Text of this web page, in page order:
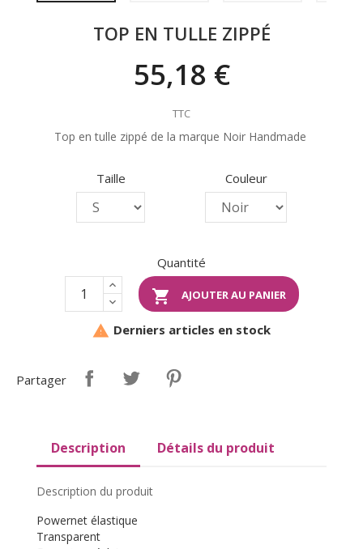
TOP EN TULLE ZIPPÉ
55,18 €
TTC
Top en tulle zippé de la marque Noir Handmade
Taille Couleur
Quantité
 AJOUTER AU PANIER
 Derniers articles en stock
Partager
Description Détails du produit
Description du produit
Powernet élastique
Transparent